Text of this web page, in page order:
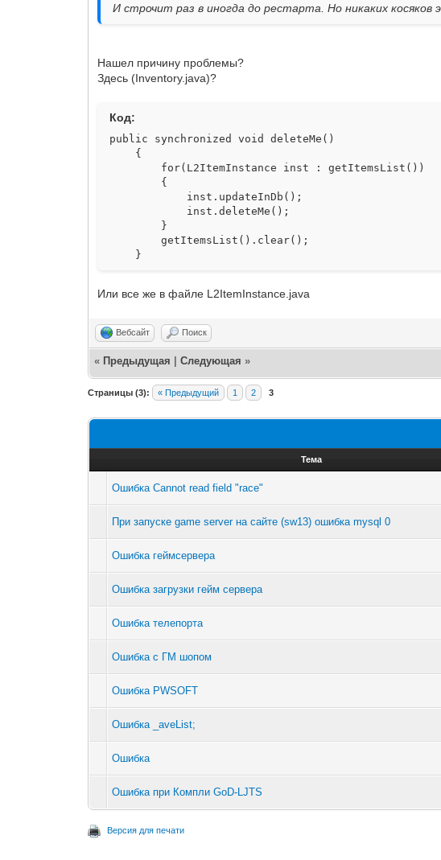
И строчит раз в иногда до рестарта. Но никаких косяков
Нашел причину проблемы?
Здесь (Inventory.java)?
Код:
public synchronized void deleteMe()
{
for(L2ItemInstance inst : getItemsList())
{
inst.updateInDb();
inst.deleteMe();
}
getItemsList().clear();
}
Или все же в файле L2ItemInstance.java
Вебсайт Поиск
« Предыдущая |Следующая»
Страницы (3): « Предыдущий 1 2 3
Тема
Ошибка Cannot read field "race"
При запуске game server на сайте (sw13) ошибка mysql 0
Ошибка геймсервера
Ошибка загрузки гейм сервера
Ошибка телепорта
Ошибка с ГМ шопом
Ошибка PWSOFT
Ошибка _aveList;
Ошибка
Ошибка при Компли GoD-LJTS
Версия для печати